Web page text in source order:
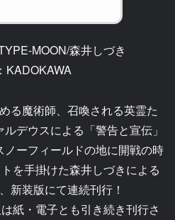
MOON/森井しづき
KADOKAWA
る魔術師、召喚される英霊た
デウスによる「警告と宣伝」
ーフィールドの地に開戦の時
を手掛けた森井しづきによる
新装版にて連続刊行！
紙・電子とも引き続き刊行さ